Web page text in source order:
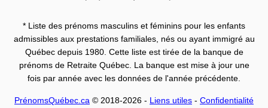
* Liste des prénoms masculins et féminins pour les enfants
admissibles aux prestations familiales, nés ou ayant immigré au
Québec depuis 1980. Cette liste est tirée de la banque de
prénoms de Retraite Québec. La banque est mise à jour une
fois par année avec les données de l'année précédente.
PrénomsQuébec.ca © 2018-2026 - Liens utiles - Confidentialité